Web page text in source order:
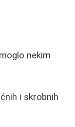
nekim
i skrobnih